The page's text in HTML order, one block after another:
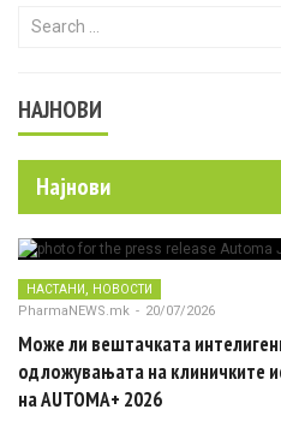
Search for:
НАЈНОВИ
Најнови
НАСТАНИ, НОВОСТИ
PharmaNEWS.mk - 20/07/2026
Може ли вештачката
одложувањата на клиничките
на AUTOMA+ 2026